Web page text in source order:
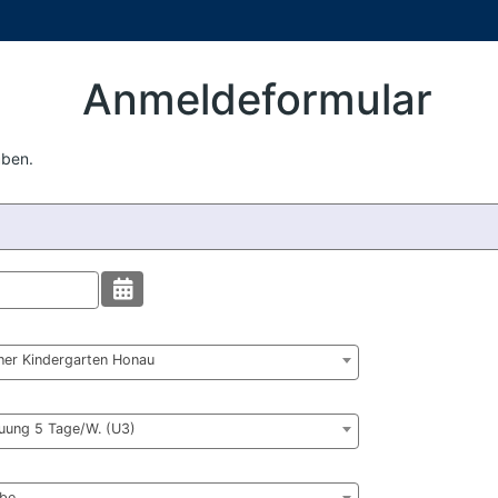
Anmeldeformular
Kindergarten Honau
5 Tage/W. (U3)